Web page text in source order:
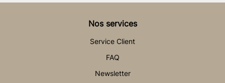
Nos services
Service Client
FAQ
Newsletter